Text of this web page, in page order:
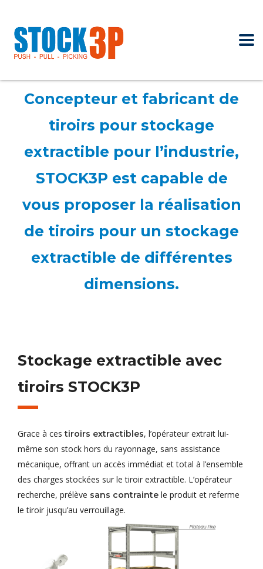
Concepteur et fabricant de
tiroirs pour stockage
extractible pour l’industrie,
STOCK3P est capable de
vous proposer la réalisation
de tiroirs pour un stockage
extractible de différentes
dimensions.
Stockage extractible avec
tiroirs STOCK3P
Grace à cestiroirs extractibles, l’opérateur extrait lui-
même son stock hors du rayonnage, sans assistance
mécanique, offrant un accès immédiat et total à l’ensemble
des charges stockées sur le tiroir extractible. L’opérateur
recherche, prélève sans contrainte le produit et referme
le tiroir jusqu’au verrouillage.